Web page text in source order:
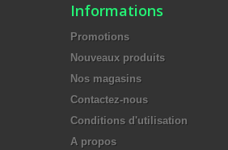
Informations
Promotions
Nouveaux produits
Nos magasins
Contactez-nous
Conditions d'utilisation
A propos